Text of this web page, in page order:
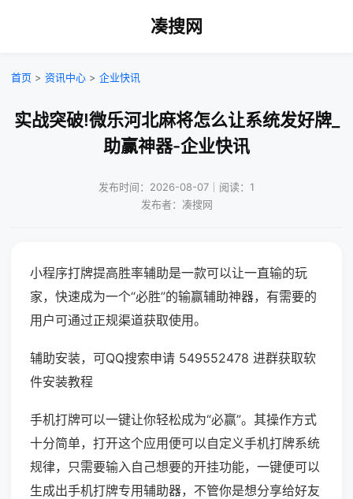
凑搜网
首页 > 资讯中心 > 企业快讯
实战突破!微乐河北麻将怎么让系统发好牌_
助赢神器-企业快讯
发布时间：2026-08-07｜阅读：1
发布者：凑搜网
小程序打牌提高胜率辅助是一款可以让一直输的玩
家，快速成为一个“必胜”的输赢辅助神器，有需要的
用户可通过正规渠道获取使用。
辅助安装，可QQ搜索申请 549552478 进群获取软
件安装教程
手机打牌可以一键让你轻松成为“必赢”。其操作方式
十分简单，打开这个应用便可以自定义手机打牌系统
规律，只需要输入自己想要的开挂功能，一键便可以
生成出手机打牌专用辅助器，不管你是想分享给好友